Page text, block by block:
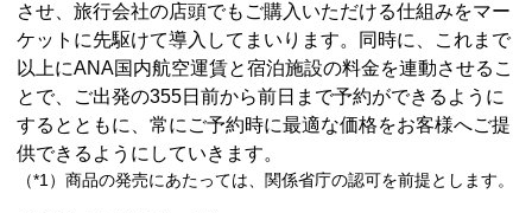
させ、旅行会社の店頭でもご購入いただける仕組みをマー
ケットに先駆けて導入してまいります。同時に、これまで
以上にANA国内航空運賃と宿泊施設の料金を連動させるこ
とで、ご出発の355日前から前日まで予約ができるように
するとともに、常にご予約時に最適な価格をお客様へご提
供できるようにしていきます。
（*1）商品の発売にあたっては、関係省庁の認可を前提とします。